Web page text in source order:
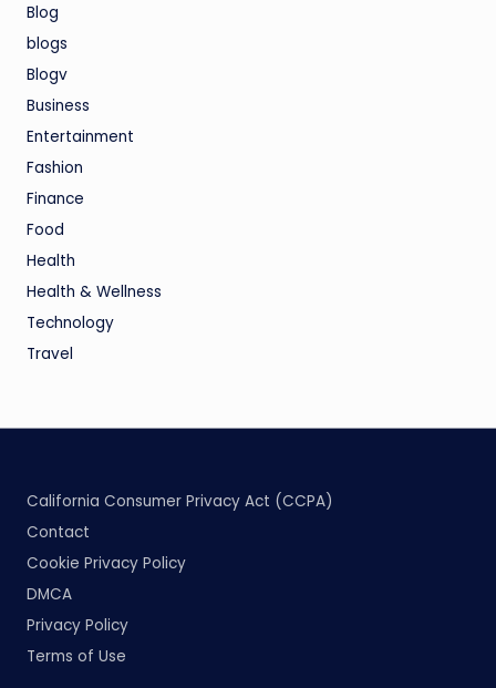
Blog
blogs
Blogv
Business
Entertainment
Fashion
Finance
Food
Health
Health & Wellness
Technology
Travel
California Consumer Privacy Act (CCPA)
Contact
Cookie Privacy Policy
DMCA
Privacy Policy
Terms of Use